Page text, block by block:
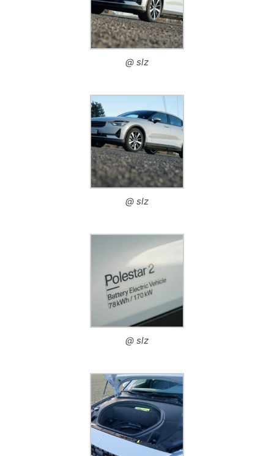
@ slz
@ slz
@ slz